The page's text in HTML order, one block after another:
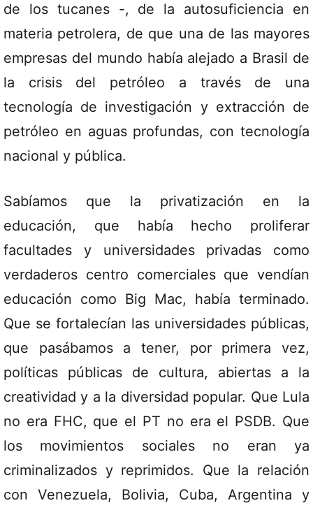
de los tucanes -, de la autosuficiencia en
materia petrolera, de que una de las mayores
empresas del mundo había alejado a Brasil de
la crisis del petróleo a través de una
tecnología de investigación y extracción de
petróleo en aguas profundas, con tecnología
nacional y pública.
Sabíamos que la privatización en la
educación, que había hecho proliferar
facultades y universidades privadas como
verdaderos centro comerciales que vendían
educación como Big Mac, había terminado.
Que se fortalecían las universidades públicas,
que pasábamos a tener, por primera vez,
políticas públicas de cultura, abiertas a la
creatividad y a la diversidad popular. Que Lula
no era FHC, que el PT no era el PSDB. Que
los movimientos sociales no eran ya
criminalizados y reprimidos. Que la relación
con Venezuela, Bolivia, Cuba, Argentina y